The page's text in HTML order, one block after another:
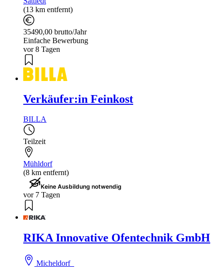
(13 km entfernt)
35490,00 brutto/Jahr
Einfache Bewerbung
vor 8 Tagen
Verkäufer:in Feinkost
BILLA
Teilzeit
Mühldorf
(8 km entfernt)
Keine Ausbildung notwendig
vor 7 Tagen
RIKA Innovative Ofentechnik GmbH
Micheldorf